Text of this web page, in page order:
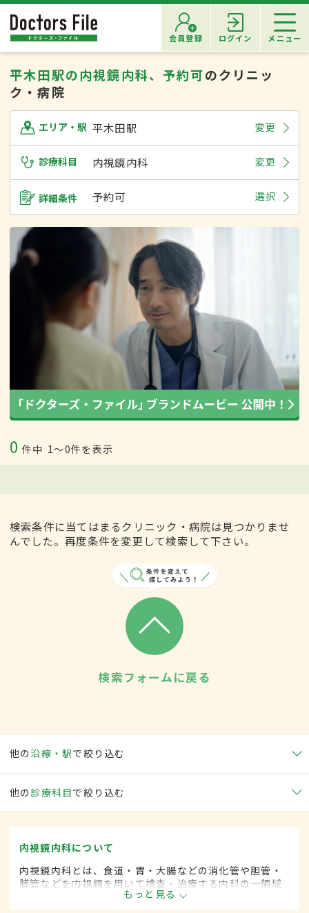
会員登録 ログイン メニュー
平木田駅の内視鏡内科、予約可のクリニッ
ク・病院
エリア・駅 平木田駅 変更
診療科目 内視鏡内科 変更
詳細条件 予約可 選択
0 件中 1〜0件を表示
検索条件に当てはまるクリニック・病院は見つかりませ
んでした。再度条件を変更して検索して下さい。
検索フォームに戻る
他の沿線・駅で絞り込む
他の 診療科目で絞り込む
内視鏡内科について
内視鏡内科とは、食道・胃・大腸などの消化管や胆管・
膵管などを内視鏡を用いて検査・治療する内科の一領域
もっと見る